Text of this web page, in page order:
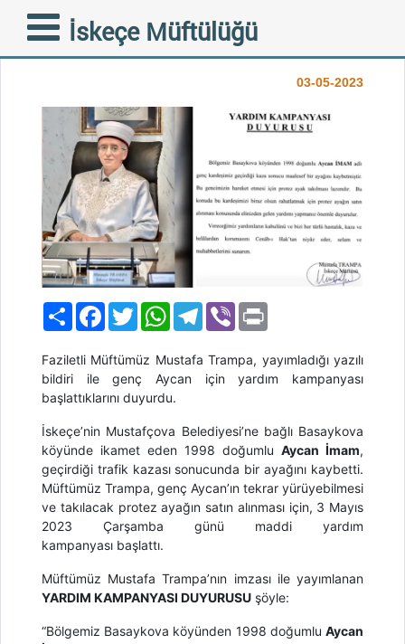
İskeçe Müftülüğü
GENÇ AYCAN İÇİN
YARDIM KAMPANYASI
03-05-2023
PaylaşFacebook
TwitterWhatsAppTelegram
Viber
Faziletli Müftümüz Mustafa Trampa, yayımladığı yazılı
bildiri ile genç Aycan için yardım kampanyası
başlattıklarını duyurdu.
İskeçe’nin Mustafçova Belediyesi’ne bağlı Basaykova
köyünde ikamet eden 1998 doğumlu Aycan İmam,
geçirdiği trafik kazası sonucunda bir ayağını kaybetti.
Müftümüz Trampa, genç Aycan’ın tekrar yürüyebilmesi
ve takılacak protez ayağın satın alınması için, 3 Mayıs
2023 Çarşamba günü maddi yardım
kampanyası başlattı.
Müftümüz Mustafa Trampa’nın imzası ile yayımlanan
YARDIM KAMPANYASI DUYURUSU şöyle:
“Bölgemiz Basaykova köyünden 1998 doğumlu Aycan